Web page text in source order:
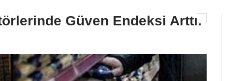
Güven Endeksi Arttı.